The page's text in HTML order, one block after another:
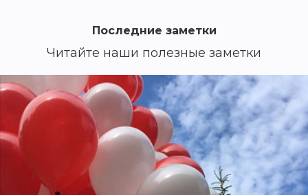
Последние заметки
Читайте наши полезные заметки